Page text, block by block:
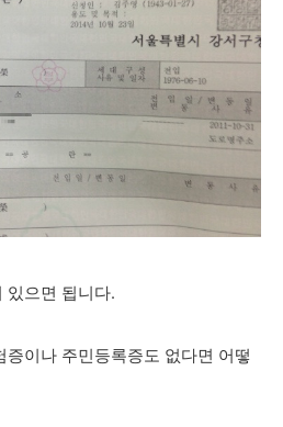
있으면 됩니다.
이나 주민등록증도 없다면 어떻